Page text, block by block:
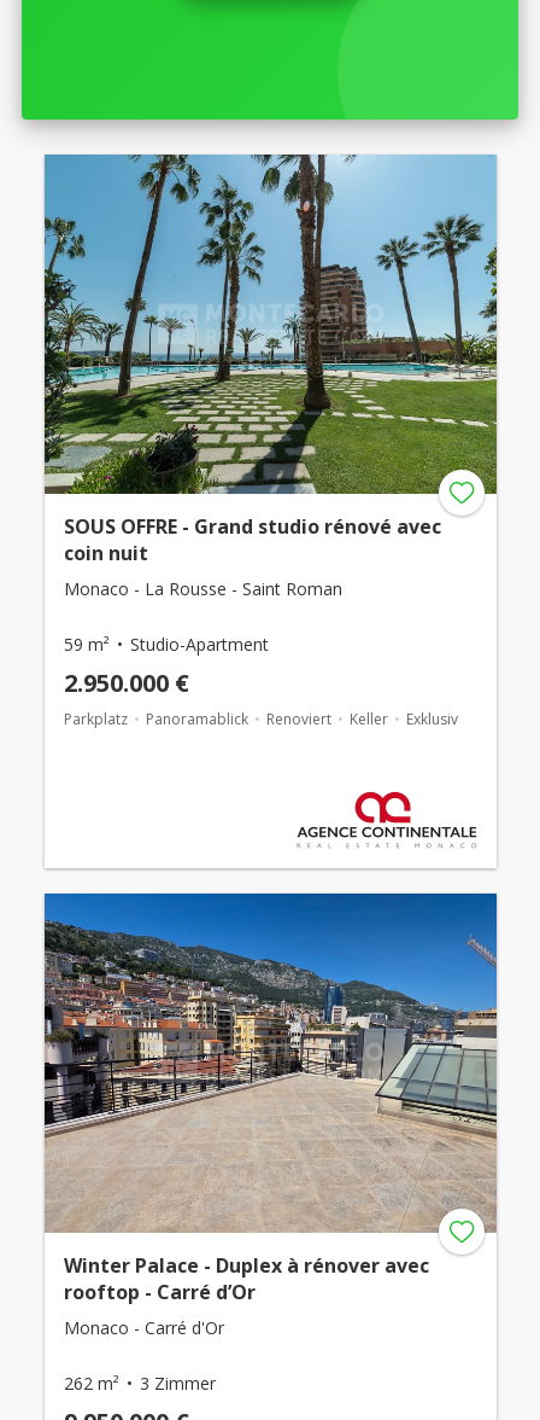
SOUS OFFRE - Grand studio rénové avec
coin nuit
Monaco - La Rousse - Saint Roman
59 m² Studio-Apartment
2.950.000 €
Parkplatz Panoramablick Renoviert Keller Exklusiv
Winter Palace - Duplex à rénover avec
rooftop - Carré d’Or
Monaco - Carré d'Or
262 m² 3 Zimmer